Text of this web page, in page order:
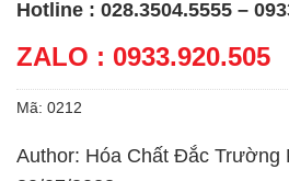
Hotline : 028.3504.5555 –
ZALO : 0933.920.505
Mã: 0212
Author: Hóa Chất Đắc Trường